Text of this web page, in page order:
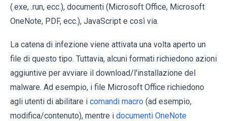
(.exe, .run, ecc.), documenti (Microsoft Office, Microsoft
OneNote, PDF, ecc.), JavaScript e così via.
La catena di infezione viene attivata una volta aperto un
file di questo tipo. Tuttavia, alcuni formati richiedono azioni
aggiuntive per avviare il download/l'installazione del
malware. Ad esempio, i file Microsoft Office richiedono
agli utenti di abilitare i comandi macro (ad esempio,
modifica/contenuto), mentre i documenti OneNote